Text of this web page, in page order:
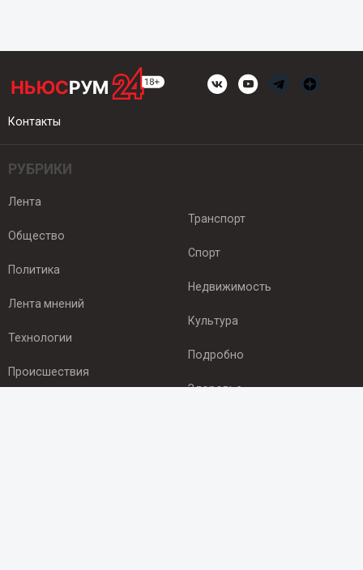
Контакты
РУБРИКИ
Лента
Общество
Политика
Лента мнений
Технологии
Происшествия
Транспорт
Спорт
Недвижимость
Культура
Подробно
Здоровье